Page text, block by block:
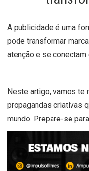
A publicidade é uma
pode transformar
atenção e se
Neste artigo, vamos te
propagandas criativas
mundo. Prepare-se